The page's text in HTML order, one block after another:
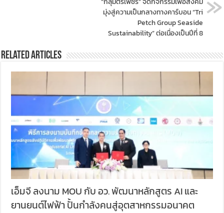
มุ่งสู่ความเป็นกลางทางคาร์บอน “Tri
Petch Group Seaside
Sustainability” ต่อเนื่องเป็นปีที่ 8
Related Articles
เอ็มจี ลงนาม MOU กับ อว. พัฒนาหลักสูตร AI และ
ยานยนต์ไฟฟ้า ปั้นกำลังคนสู่อุตสาหกรรมอนาคต